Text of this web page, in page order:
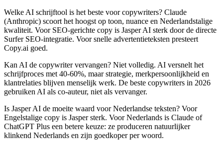
Welke AI schrijftool is het beste voor copywriters? Claude
(Anthropic) scoort het hoogst op toon, nuance en Nederlandstalige
kwaliteit. Voor SEO-gerichte copy is Jasper AI sterk door de directe
Surfer SEO-integratie. Voor snelle advertentieteksten presteert
Copy.ai goed.
Kan AI de copywriter vervangen? Niet volledig. AI versnelt het
schrijfproces met 40-60%, maar strategie, merkpersoonlijkheid en
klantrelaties blijven menselijk werk. De beste copywriters in 2026
gebruiken AI als co-auteur, niet als vervanger.
Is Jasper AI de moeite waard voor Nederlandse teksten? Voor
Engelstalige copy is Jasper sterk. Voor Nederlands is Claude of
ChatGPT Plus een betere keuze: ze produceren natuurlijker
klinkend Nederlands en zijn goedkoper per woord.